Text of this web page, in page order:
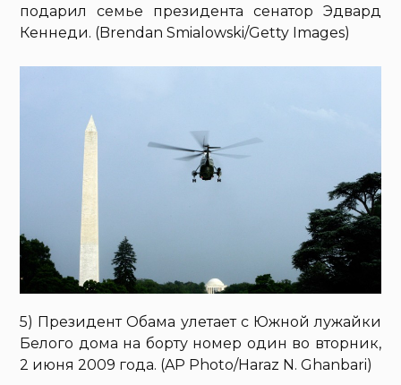
подарил семье президента сенатор Эдвард
Кеннеди. (Brendan Smialowski/Getty Images)
5) Президент Обама улетает с Южной лужайки
Белого дома на борту номер один во вторник,
2 июня 2009 года. (AP Photo/Haraz N. Ghanbari)